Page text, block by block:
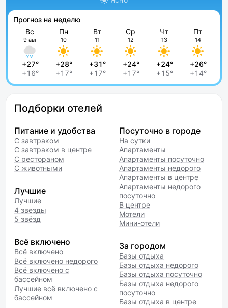
Прогноз на неделю
Вс
9 авг
+27°
+16°
Пн
10
+28°
+17°
Вт
11
+31°
+17°
Ср
12
+24°
+17°
Чт
13
+24°
+15°
Пт
14
+26°
+14°
Подборки отелей
Питание и удобства
С завтраком
С завтраком в центре
С рестораном
С животными
Лучшие
Лучшие
4 звезды
5 звёзд
Всё включено
Всё включено
Всё включено недорого
Всё включено с
бассейном
Лучшие всё включено с
бассейном
Посуточно в городе
На сутки
Апартаменты
Апартаменты посуточно
Апартаменты недорого
Апартаменты в центре
Апартаменты недорого
посуточно
В центре
Мотели
Мини-отели
За городом
Базы отдыха
Базы отдыха недорого
Базы отдыха посуточно
Базы отдыха недорого
посуточно
Базы отдыха в центре